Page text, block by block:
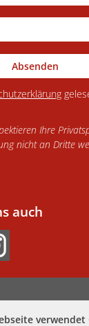
verwendet
Absenden
Ihre
nicht an Dritte
auch